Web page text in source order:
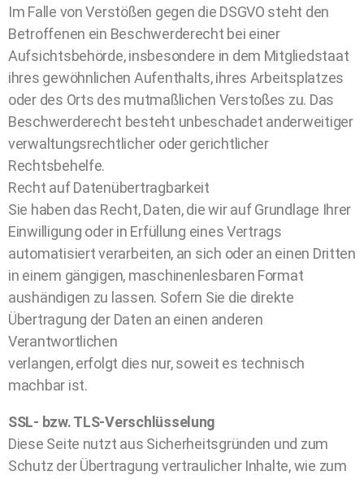
Im Falle von Verstößen gegen die DSGVO steht den
Betroffenen ein Beschwerderecht bei einer
Aufsichtsbehörde, insbesondere in dem Mitgliedstaat
ihres gewöhnlichen Aufenthalts, ihres Arbeitsplatzes
oder des Orts des mutmaßlichen Verstoßes zu. Das
Beschwerderecht besteht unbeschadet anderweitiger
verwaltungsrechtlicher oder gerichtlicher
Rechtsbehelfe.
Recht auf Datenübertragbarkeit
Sie haben das Recht, Daten, die wir auf Grundlage Ihrer
Einwilligung oder in Erfüllung eines Vertrags
automatisiert verarbeiten, an sich oder an einen Dritten
in einem gängigen, maschinenlesbaren Format
aushändigen zu lassen. Sofern Sie die direkte
Übertragung der Daten an einen anderen
Verantwortlichen
verlangen, erfolgt dies nur, soweit es technisch
machbar ist.
SSL- bzw. TLS-Verschlüsselung
Diese Seite nutzt aus Sicherheitsgründen und zum
Schutz der Übertragung vertraulicher Inhalte, wie zum